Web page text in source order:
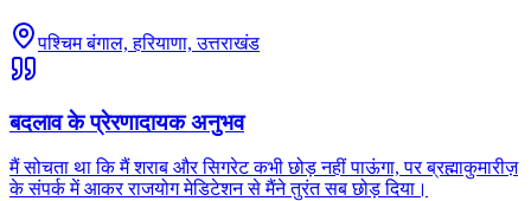
पश्चिम बंगाल, हरियाणा, उत्तराखंड
बदलाव के प्रेरणादायक अनुभव
मैं सोचता था कि मैं शराब और सिगरेट कभी छोड़ नहीं पाऊंगा, पर ब्रह्माकुमारीज़
के संपर्क में आकर राजयोग मेडिटेशन से मैंने तुरंत सब छोड़ दिया।